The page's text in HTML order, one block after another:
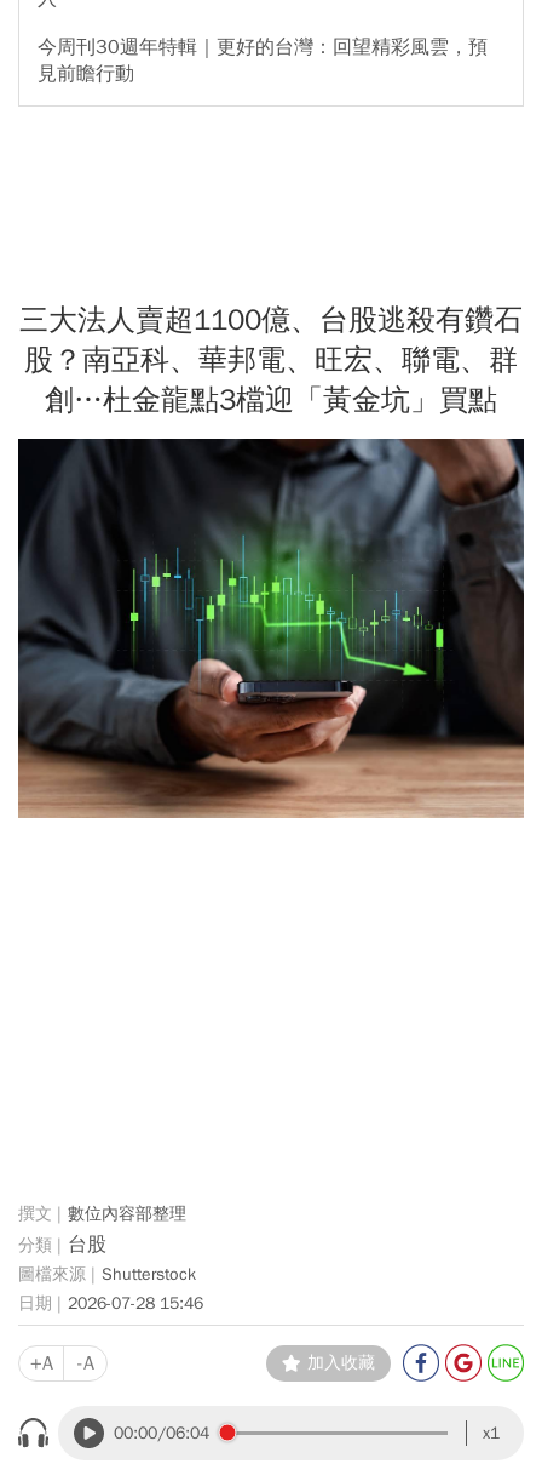
今周刊30週年特輯｜更好的台灣：回望精彩風雲，預
見前瞻行動
三大法人賣超1100億、台股逃殺有鑽石
股？南亞科、華邦電、旺宏、聯電、群
創…杜金龍點3檔迎「黃金坑」買點
數位內容部整理
台股
Shutterstock
2026-07-28 15:46
+A -A 加入收藏
00:00/06:04 x1